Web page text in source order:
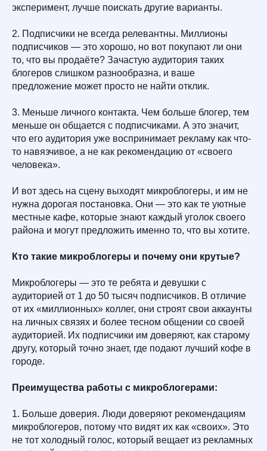
эксперимент, лучше поискать другие варианты.
2. Подписчики не всегда релевантны. Миллионы
подписчиков — это хорошо, но вот покупают ли они
то, что вы продаёте? Зачастую аудитория таких
блогеров слишком разнообразна, и ваше
предложение может просто не найти отклик.
3. Меньше личного контакта. Чем больше блогер, тем
меньше он общается с подписчиками. А это значит,
что его аудитория уже воспринимает рекламу как что-
то навязчивое, а не как рекомендацию от «своего
человека».
И вот здесь на сцену выходят микроблогеры, и им не
нужна дорогая постановка. Они — это как те уютные
местные кафе, которые знают каждый уголок своего
района и могут предложить именно то, что вы хотите.
Кто такие микроблогеры и почему они крутые?
Микроблогеры — это те ребята и девушки с
аудиторией от 1 до 50 тысяч подписчиков. В отличие
от их «миллионных» коллег, они строят свои аккаунты
на личных связях и более тесном общении со своей
аудиторией. Их подписчики им доверяют, как старому
другу, который точно знает, где подают лучший кофе в
городе.
Преимущества работы с микроблогерами:
1. Больше доверия. Люди доверяют рекомендациям
микроблогеров, потому что видят их как «своих». Это
не тот холодный голос, который вещает из рекламных